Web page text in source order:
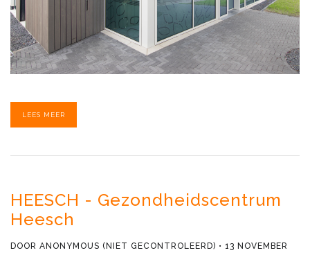
LEES MEER
HEESCH - Gezondheidscentrum
Heesch
DOOR ANONYMOUS (NIET GECONTROLEERD)
13 NOVEMBER